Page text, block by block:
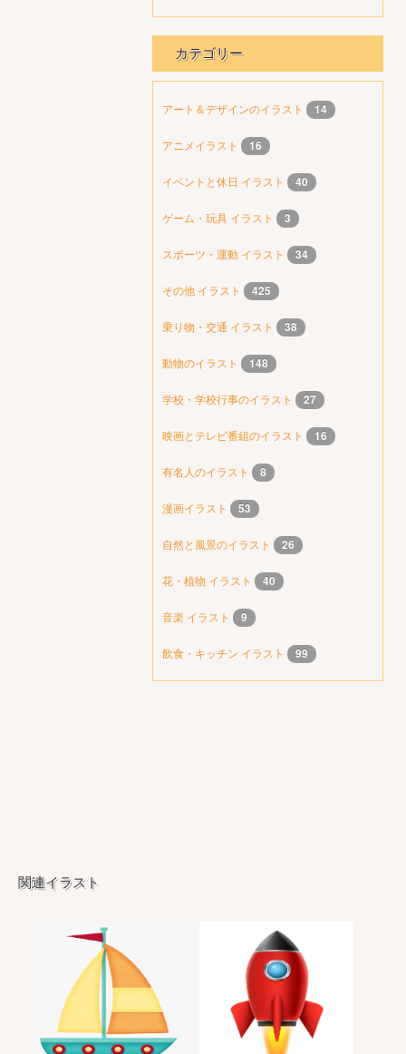
カテゴリー
アート＆デザインのイラスト 14
アニメイラスト 16
イベントと休日 イラスト 40
ゲーム・玩具 イラスト 3
スポーツ・運動 イラスト 34
その他 イラスト 425
乗り物・交通 イラスト 38
動物のイラスト 148
学校・学校行事のイラスト 27
映画とテレビ番組のイラスト 16
有名人のイラスト 8
漫画イラスト 53
自然と風景のイラスト 26
花・植物 イラスト 40
音楽 イラスト 9
飲食・キッチン イラスト 99
関連イラスト